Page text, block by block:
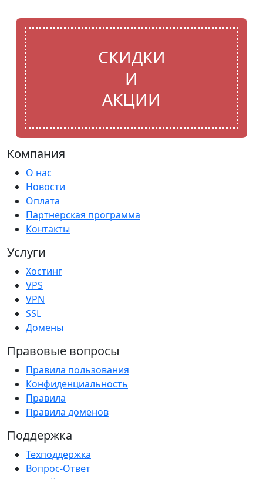
СКИДКИ
И
АКЦИИ
Компания
О нас
Новости
Оплата
Партнерская программа
Контакты
Услуги
Хостинг
VPS
VPN
SSL
Домены
Правовые вопросы
Правила пользования
Конфиденциальность
Правила
Правила доменов
Поддержка
Техподдержка
Вопрос-Ответ